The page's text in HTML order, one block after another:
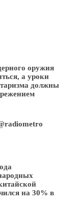
оружия
а уроки
должны
на 30% в